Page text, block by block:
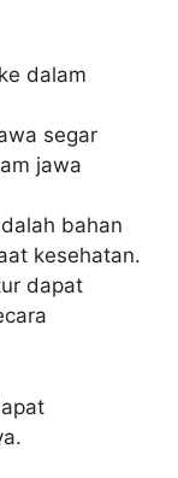
dalam
segar
jawa
bahan
kesehatan.
dapat